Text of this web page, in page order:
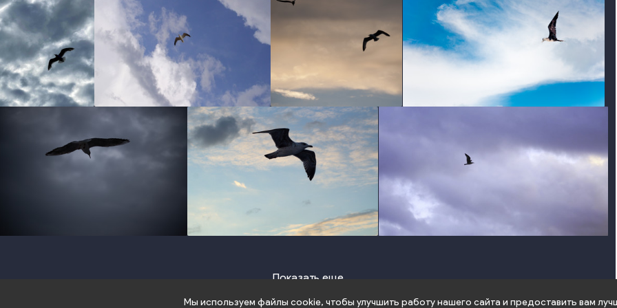
photo photo photo photo
photo photo
Показать еще
Мы используем файлы cookie, чтобы улучшить работу нашего сайта и предоставить вам